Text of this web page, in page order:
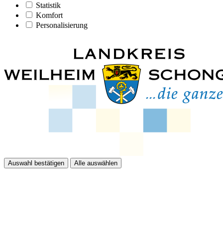
Statistik
Komfort
Personalisierung
Auswahl bestätigen Alle auswählen